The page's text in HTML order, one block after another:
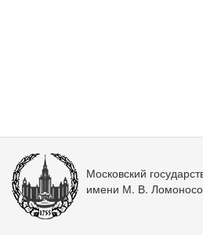
Московский
имени М. В.